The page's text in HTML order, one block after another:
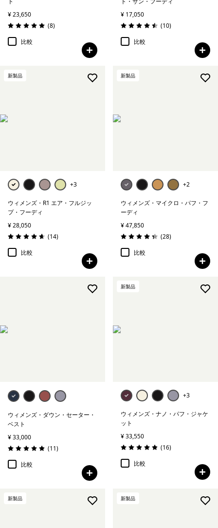
¥ 23,650
評価: 5.0 / 5
(8レビュー
)
比較
¥ 17,050
評価: 4.5 / 5
(10レビュー
)
比較
新製品
+3
ウィメンズ・R1 エア・フルジッ
プ・フーディ
¥ 28,050
評価: 4.6 / 5
(14レビュー
)
比較
新製品
+2
ウィメンズ・マイクロ・パフ・フ
ーディ
¥ 47,850
評価: 4.3 / 5
(28レビュー
)
比較
ウィメンズ・ダウン・セーター・
ベスト
¥ 33,000
評価: 4.9 / 5
(11レビュー
)
比較
新製品
+3
ウィメンズ・ナノ・パフ・ジャケ
ット
¥ 33,550
評価: 4.9 / 5
(16レビュー
)
比較
新製品 新製品